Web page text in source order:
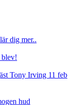
dig mer..
blev!
Tony Irving 11 feb
hud